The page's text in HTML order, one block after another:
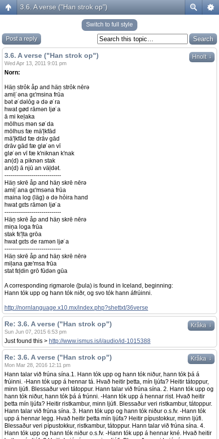
3.6. A verse ("Han strok op")
Switch to full style
Post a reply
Hnolt ↓
3.6. A verse ("Han strok op")
Wed Apr 13, 2011 9:01 pm
Norn:
Häņ strỏk åp and häņ strỏk nērə
amiļ˙əna gε'msina frūa
bət ø˙dəlỏg ə də ø˙ra
hwat gød rāmən ljø˙a
ā mi keļaka
mōlhus mən sø˙da
mōlhus fæ mä'ļkfād
mä'ļkfād fæ drāv gād
drāv gād fæ glø˙ən vī
glø˙ən vī fæ k'niknan k'nak
an(d) a piknən stak
an(d) ā njū an väļdət.
-----------------------------
Häņ skrē åp and häņ skrē nērə
amiļ˙ana gε'msəna frūa
maina log (läg) ə də hỏira hand
hwat gεts rāmən ljø˙a
-----------------------------
Häņ skrē åp and häņ skrē nērə
miņa loga frūa
stak fε'ļta grōa
hwat gεts de ramən ljø˙a
-----------------------------
Häņ skrē åp and häņ skrē nērə
miļana gæ'msa frūa
stat fεļdin grō fūdən gūa
A corresponding rigmarole (þula) is found in Iceland, beginning:
Hann tók upp og hann tók niðr, og svo tók hann áfrúinni.
http://nornlanguage.x10.mx/index.php?shettxt/36verse
Kråka ↓
Re: 3.6. A verse ("Han strok op")
Sun Jun 07, 2015 6:53 pm
Just found this > http://www.ismus.is/i/audio/id-1015388
Kråka ↓
Re: 3.6. A verse ("Han strok op")
Mon Mar 28, 2016 12:11 pm
Hann talar við frúna sína.1. Hann tók upp og hann tók niður, hann tók þá á
frúinni. -Hann tók upp á hennar tá. Hvað heitir þetta, mín ljúfa? Heitir tátoppur,
minn ljúfi. Blessaður veri tátoppur. Hann talar við frúna sína. 2. Hann tók upp og
hann tók niður, hann tók þá á frúnni. -Hann tók upp á hennar rist. Hvað heitir
þetta mín ljúfa? Heitir ristkambur, minn ljúfi. Blessaður veri ristkambur, tátoppur.
Hann talar við frúna sína. 3. Hann tók upp og hann tók niður o.s.fv. -Hann tók
upp á hennar legg. Hvað heitir þetta mín ljúfa? Heitir pípustokkur, minn ljúfi.
Blessaður veri pípustokkur, ristkambur, tátoppur. Hann talar við frúna sína. 4.
Hann tók upp og hann tók niður o.s.fv. -Hann tók upp á hennar kné. Hvað heitir